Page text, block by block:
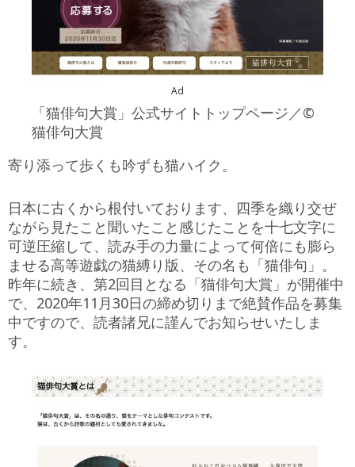
Ad
「猫俳句大賞」公式サイトトップページ／©
猫俳句大賞
寄り添って歩くも吟ずも猫ハイク。
日本に古くから根付いております、四季を織り交ぜ
ながら見たこと聞いたこと感じたことを十七文字に
可逆圧縮して、読み手の力量によって何倍にも膨ら
ませる高等遊戯の猫縛り版、その名も「猫俳句」。
昨年に続き、第2回目となる「猫俳句大賞」が開催中
で、2020年11月30日の締め切りまで絶賛作品を募集
中ですので、読者諸兄に謹んでお知らせいたしま
す。